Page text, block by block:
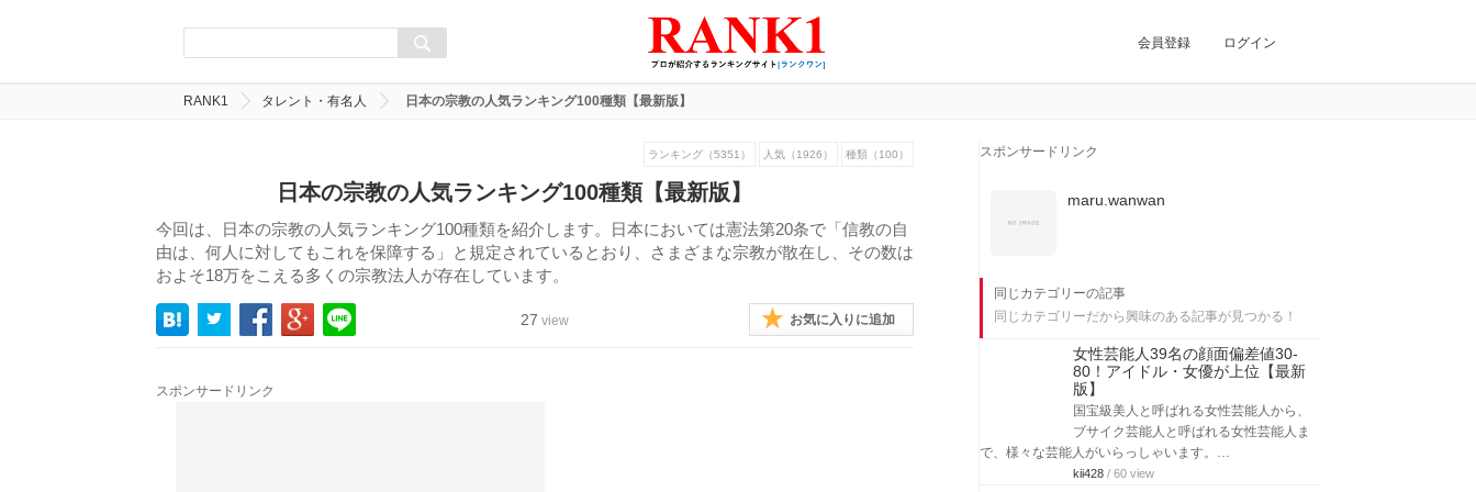
会員登録 ログイン
RANK1 タレント・有名人 日本の宗教の人気ランキング100種類【最新版】
ランキング（5351） 人気（1926） 種類（100）
日本の宗教の人気ランキング100種類【最新版】
今回は、日本の宗教の人気ランキング100種類を紹介します。日本においては憲法第20条で「信教の自
由は、何人に対してもこれを保障する」と規定されているとおり、さまざまな宗教が散在し、その数は
およそ18万をこえる多くの宗教法人が存在しています。
27 view お気に入りに追加
スポンサードリンク
スポンサードリンク
maru.wanwan
同じカテゴリーの記事
同じカテゴリーだから興味のある記事が見つかる！
女性芸能人39名の顔面偏差値30-
80！アイドル・女優が上位【最新
版】
国宝級美人と呼ばれる女性芸能人から、
ブサイク芸能人と呼ばれる女性芸能人ま
で、様々な芸能人がいらっしゃいます。…
kii428 / 60 view